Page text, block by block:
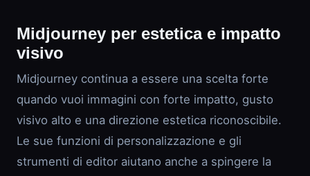
Midjourney per estetica e impatto
visivo
Midjourney continua a essere una scelta forte
quando vuoi immagini con forte impatto, gusto
visivo alto e una direzione estetica riconoscibile.
Le sue funzioni di personalizzazione e gli
strumenti di editor aiutano anche a spingere la